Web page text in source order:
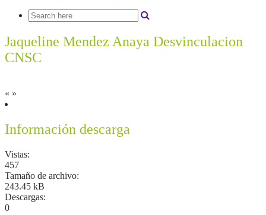
Jaqueline Mendez Anaya Desvinculacion
CNSC
« »
Información descarga
Vistas:
457
Tamaño de archivo:
243.45 kB
Descargas:
0